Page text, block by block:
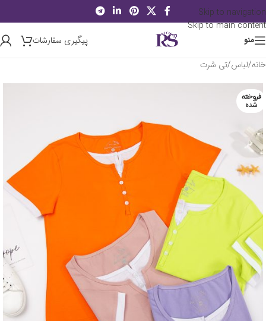
Skip to navigation
Skip to main content
منو
پیگیری سفارشات
خانه/لباس/تی شرت
فروخته
شده